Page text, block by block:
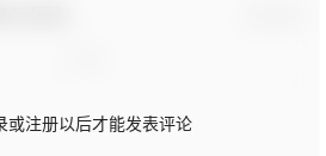
或注册以后才能发表评论